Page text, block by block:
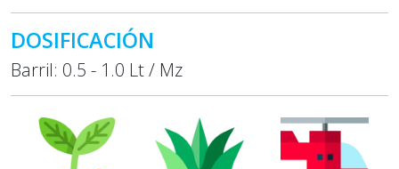
DOSIFICACIÓN
Barril: 0.5 - 1.0 Lt / Mz